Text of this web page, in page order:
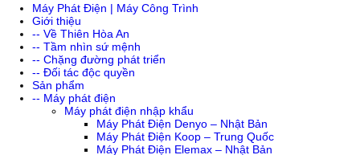
Máy Phát Điện | Máy Công Trình
Giới thiệu
-- Về Thiên Hòa An
-- Tầm nhìn sứ mệnh
-- Chặng đường phát triển
-- Đối tác độc quyền
Sản phẩm
-- Máy phát điện
Máy phát điện nhập khẩu
Máy Phát Điện Denyo – Nhật Bản
Máy Phát Điện Koop – Trung Quốc
Máy Phát Điện Elemax – Nhật Bản